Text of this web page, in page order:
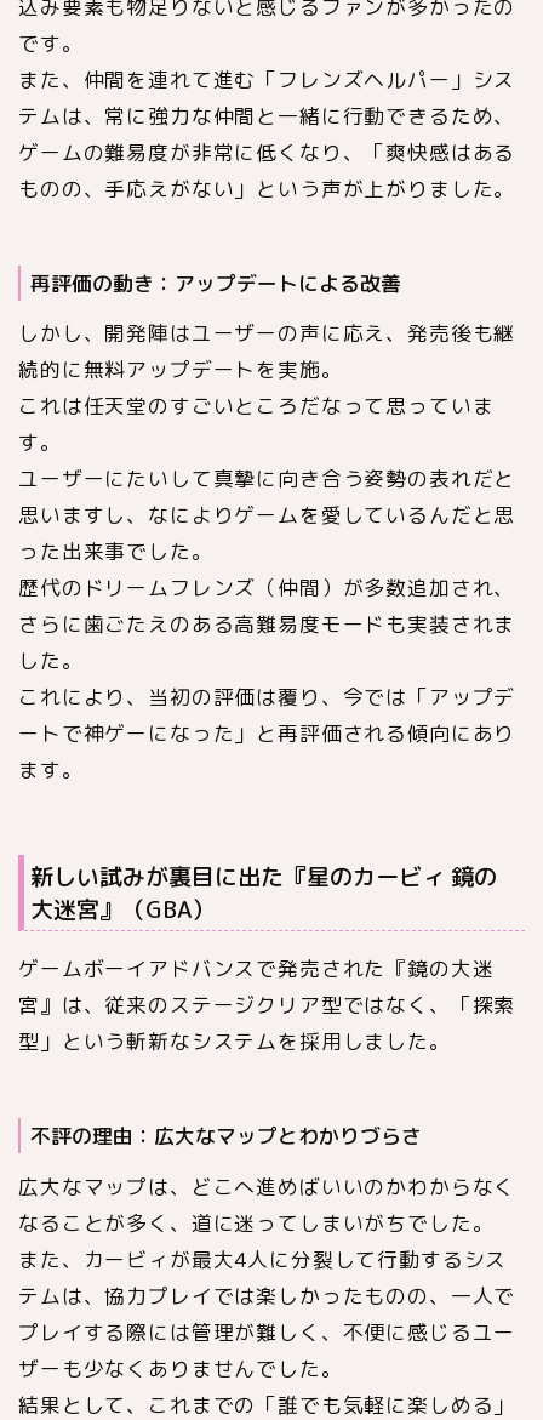
込み要素も物足りないと感じるファンが多かったの
です。
また、仲間を連れて進む「フレンズヘルパー」シス
テムは、常に強力な仲間と一緒に行動できるため、
ゲームの難易度が非常に低くなり、「爽快感はある
ものの、手応えがない」という声が上がりました。
再評価の動き：アップデートによる改善
しかし、開発陣はユーザーの声に応え、発売後も継
続的に無料アップデートを実施。
これは任天堂のすごいところだなって思っていま
す。
ユーザーにたいして真摯に向き合う姿勢の表れだと
思いますし、なによりゲームを愛しているんだと思
った出来事でした。
歴代のドリームフレンズ（仲間）が多数追加され、
さらに歯ごたえのある高難易度モードも実装されま
した。
これにより、当初の評価は覆り、今では「アップデ
ートで神ゲーになった」と再評価される傾向にあり
ます。
新しい試みが裏目に出た『星のカービィ 鏡の
大迷宮』（GBA）
ゲームボーイアドバンスで発売された『鏡の大迷
宮』は、従来のステージクリア型ではなく、「探索
型」という斬新なシステムを採用しました。
不評の理由：広大なマップとわかりづらさ
広大なマップは、どこへ進めばいいのかわからなく
なることが多く、道に迷ってしまいがちでした。
また、カービィが最大4人に分裂して行動するシス
テムは、協力プレイでは楽しかったものの、一人で
プレイする際には管理が難しく、不便に感じるユー
ザーも少なくありませんでした。
結果として、これまでの「誰でも気軽に楽しめる」